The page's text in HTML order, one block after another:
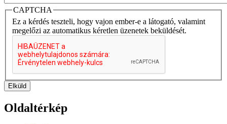
CAPTCHA
Ez a kérdés teszteli, hogy vajon ember-e a látogató, valamint
megelőzi az automatikus kéretlen üzenetek beküldését.
Elküld
Oldaltérkép